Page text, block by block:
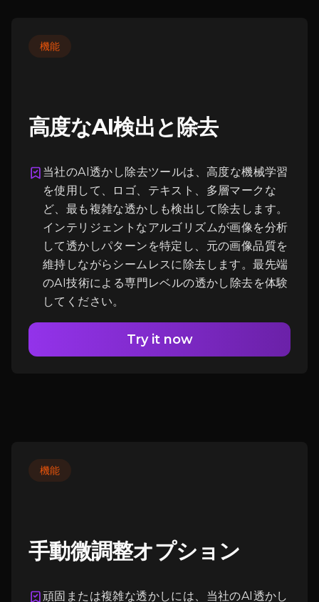
機能
高度なAI検出と除去
当社のAI透かし除去ツールは、高度な機械学習
を使用して、ロゴ、テキスト、多層マークな
ど、最も複雑な透かしも検出して除去します。
インテリジェントなアルゴリズムが画像を分析
して透かしパターンを特定し、元の画像品質を
維持しながらシームレスに除去します。最先端
のAI技術による専門レベルの透かし除去を体験
してください。
Try it now
ログイン
機能
手動微調整オプション
頑固または複雑な透かしには、当社のAI透かし